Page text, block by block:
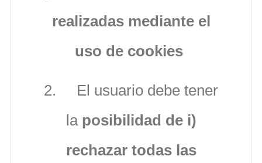
realizadas mediante el
uso de cookies
2. El usuario debe tener
la posibilidad de i)
rechazar todas las